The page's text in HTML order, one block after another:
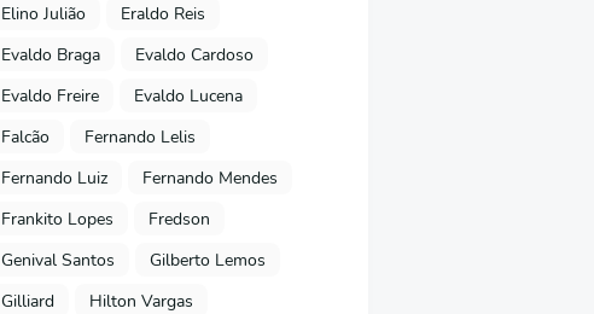
Elino Julião
Eraldo Reis
Evaldo Braga
Evaldo Cardoso
Evaldo Freire
Evaldo Lucena
Falcão
Fernando Lelis
Fernando Luiz
Fernando Mendes
Frankito Lopes
Fredson
Genival Santos
Gilberto Lemos
Gilliard
Hilton Vargas